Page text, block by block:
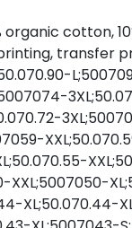
cotton,